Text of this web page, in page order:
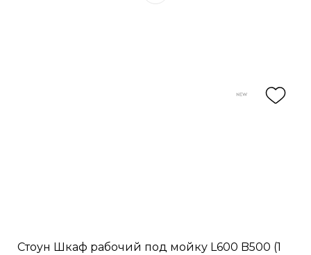
Стоун Шкаф рабочий под мойку L600 B500 (1